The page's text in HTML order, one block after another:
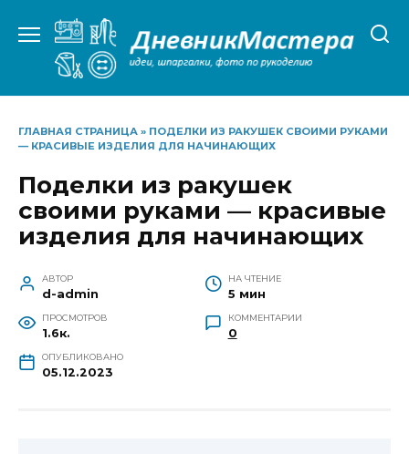
содержанию
ГЛАВНАЯ СТРАНИЦА » ПОДЕЛКИ ИЗ РАКУШЕК СВОИМИ РУКАМИ
— КРАСИВЫЕ ИЗДЕЛИЯ ДЛЯ НАЧИНАЮЩИХ
Поделки из ракушек
своими руками — красивые
изделия для начинающих
АВТОР
d-admin
НА ЧТЕНИЕ
5 мин
ПРОСМОТРОВ
1.6к.
КОММЕНТАРИИ
0
ОПУБЛИКОВАНО
05.12.2023